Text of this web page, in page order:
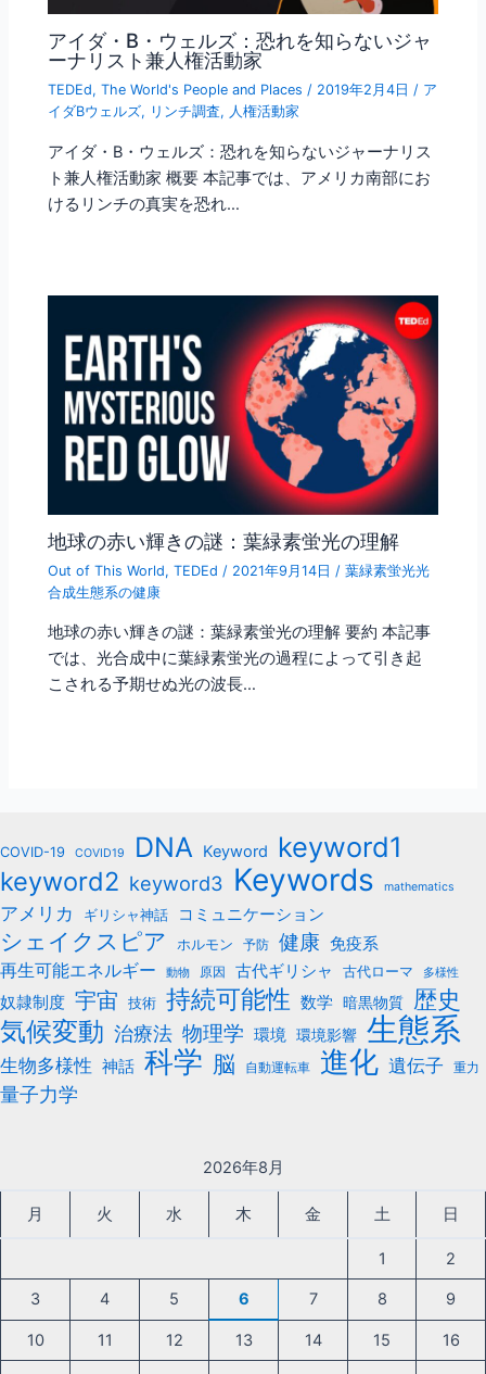
アイダ・B・ウェルズ：恐れを知らないジャ
ーナリスト兼人権活動家
TEDEd,The World's People and Places / 2019年2月4日 / ア
イダBウェルズ, リンチ調査, 人権活動家
アイダ・B・ウェルズ：恐れを知らないジャーナリス
ト兼人権活動家 概要 本記事では、アメリカ南部にお
けるリンチの真実を恐れ…
地球の赤い輝きの謎：葉緑素蛍光の理解
Out of This World,TEDEd / 2021年9月14日 /葉緑素蛍光光
合成生態系の健康
地球の赤い輝きの謎：葉緑素蛍光の理解 要約 本記事
では、光合成中に葉緑素蛍光の過程によって引き起
こされる予期せぬ光の波長…
COVID-19 COVID19 DNA Keyword keyword1
keyword2 keyword3 Keywords mathematics
アメリカ ギリシャ神話 コミュニケーション
シェイクスピア ホルモン 予防 健康 免疫系
再生可能エネルギー
動物 原因 古代ギリシャ 古代ローマ 多様性
奴隷制度 宇宙 技術 持続可能性 数学 暗黒物質 歴史
気候変動 治療法 物理学 環境 環境影響 生態系
生物多様性 神話 科学 脳 自動運転車 進化 遺伝子 重力
量子力学
2026年8月
月 火 水 木 金 土 日
1 2
3 4 5 6 7 8 9
10 11 12 13 14 15 16